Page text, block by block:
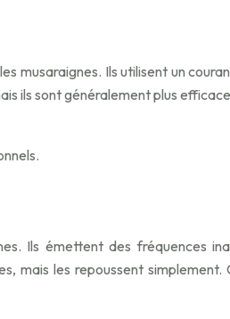
Ils utilisent un
ils sont généralement plus
Ils émettent des fréquences
mais les repoussent